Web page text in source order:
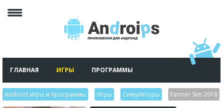
ГЛАВНАЯ ИГРЫ ПРОГРАММЫ
Android игры и программы Игры Симуляторы Farmer Sim 2018